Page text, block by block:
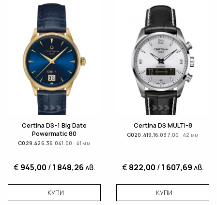
Certina DS-1 Big Date
Powermatic 80
C029.426.36.041.00 · 41 мм
€ 945,00 /1 848,26лв.
КУПИ
Certina DS MULTI-8
C020.419.16.037.00 · 42 мм
€ 822,00 /1 607,69лв.
КУПИ